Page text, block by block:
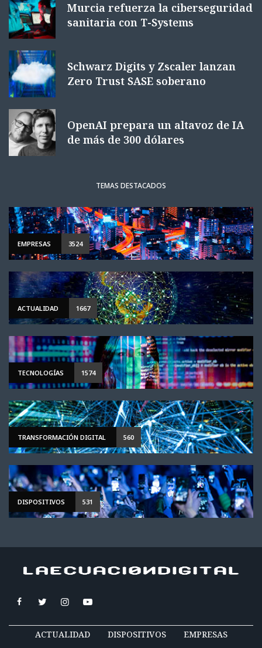
Murcia refuerza la ciberseguridad
sanitaria con T-Systems
Schwarz Digits y Zscaler lanzan
Zero Trust SASE soberano
OpenAI prepara un altavoz de IA
de más de 300 dólares
TEMAS DESTACADOS
EMPRESAS 3524
ACTUALIDAD 1667
TECNOLOGÍAS 1574
TRANSFORMACIÓN DIGITAL 560
DISPOSITIVOS 531
ACTUALIDAD DISPOSITIVOS EMPRESAS